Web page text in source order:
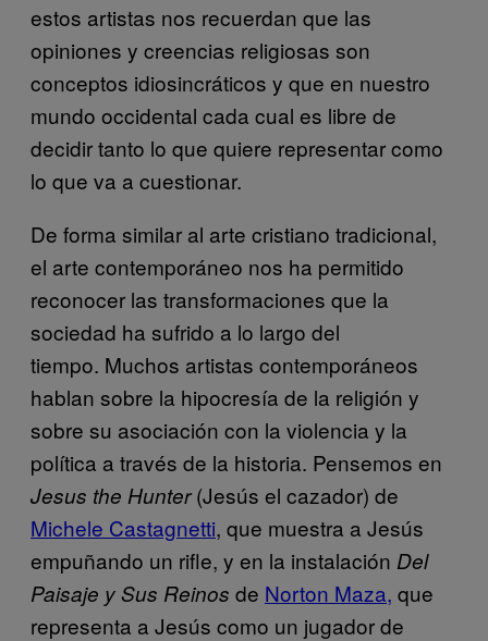
estos artistas nos recuerdan que las
opiniones y creencias religiosas son
conceptos idiosincráticos y que en nuestro
mundo occidental cada cual es libre de
decidir tanto lo que quiere representar como
lo que va a cuestionar.
De forma similar al arte cristiano tradicional,
el arte contemporáneo nos ha permitido
reconocer las transformaciones que la
sociedad ha sufrido a lo largo del
tiempo. Muchos artistas contemporáneos
hablan sobre la hipocresía de la religión y
sobre su asociación con la violencia y la
política a través de la historia. Pensemos en
Jesus the Hunter(Jesús el cazador) de
Michele Castagnetti, que muestra a Jesús
empuñando un rifle, y en la instalación Del
Paisaje y Sus Reinos de Norton Maza, que
representa a Jesús como un jugador de